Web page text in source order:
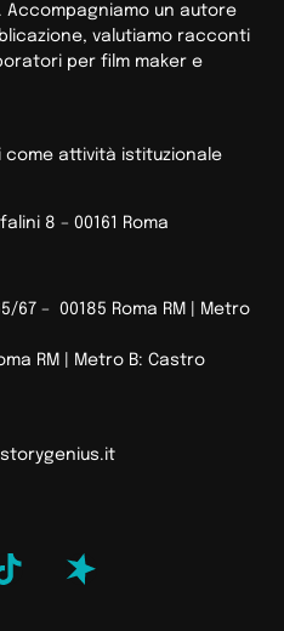
un autore
valutiamo racconti
per film maker e
come attività istituzionale
8 – 00161 Roma
67 – 00185 Roma RM |
Metro
RM | Metro B: Castro